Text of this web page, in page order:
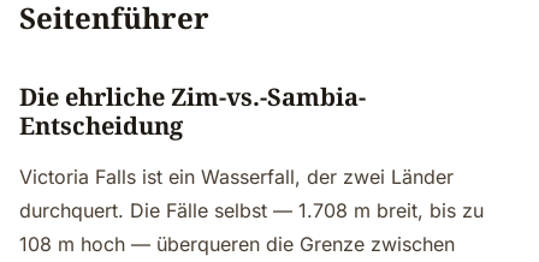
Seitenführer
Die ehrliche Zim-vs.-Sambia-
Entscheidung
Victoria Falls ist ein Wasserfall, der zwei Länder
durchquert. Die Fälle selbst — 1.708 m breit, bis zu
108 m hoch — überqueren die Grenze zwischen